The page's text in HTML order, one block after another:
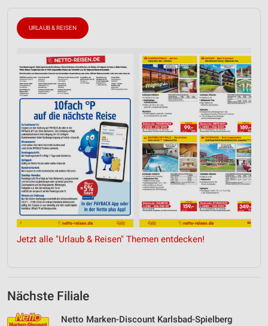
URLAUB & REISEN
Jetzt alle "Urlaub & Reisen" Themen entdecken!
Nächste Filiale
Netto Marken-Discount Karlsbad-Spielberg